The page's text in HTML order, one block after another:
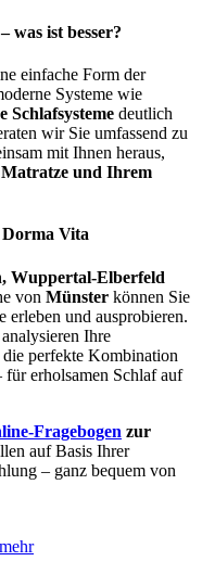
was ist besser?
einfache Form der
Systeme wie
Schlafsysteme deutlich
wir Sie umfassend zu
mit Ihnen heraus,
und Ihrem
Vita
Wuppertal-Elberfeld
von Münster können Sie
erleben und ausprobieren.
analysieren Ihre
perfekte Kombination
erholsamen Schlaf auf
Fragebogen zur
auf Basis Ihrer
– ganz bequem von